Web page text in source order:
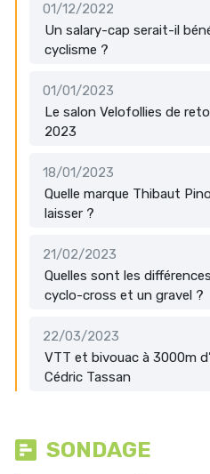
01/12/2022
Un salary-cap serait-il
cyclisme ?
01/01/2023
Le salon Velofollies de
2023
18/01/2023
Quelle marque Thibaut
laisser ?
21/02/2023
Quelles sont les
cyclo-cross et un gravel ?
22/03/2023
VTT et bivouac à 3000m
Cédric Tassan
SONDAGE